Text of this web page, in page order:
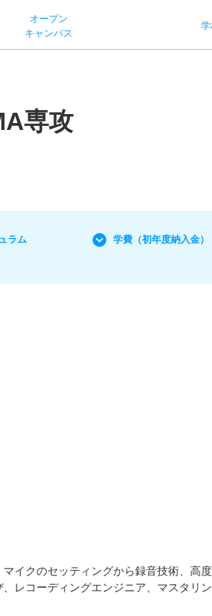
オープン
キャンパス
専攻
ラム 学費 （初年度納入金）
イクのセッティングから録音技術、高
レコーディングエンジニア、マスタリ